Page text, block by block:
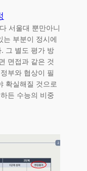
서울대 뿐만아니
는 부분이 정시에
그 별도 평가 방
면접과 같은 것
부와 협상이 필
확실해질 것으로
든 수능의 비중